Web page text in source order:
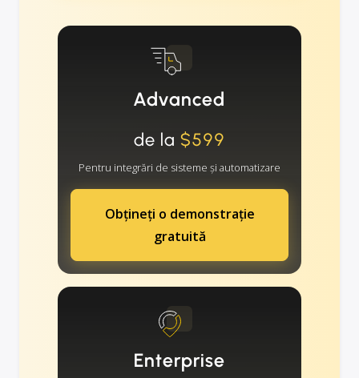
Advanced
de la $599
Pentru integrări de sisteme și automatizare
Obțineți o demonstrație
gratuită
Enterprise